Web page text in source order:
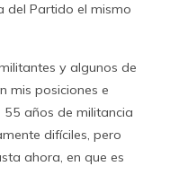
del Partido el mismo
y algunos de
mis posiciones e
55 años de militancia
difíciles, pero
ahora, en que es